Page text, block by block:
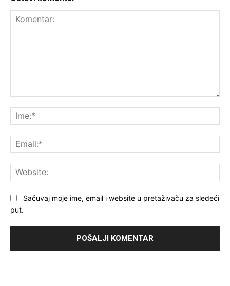
Sačuvaj moje ime, email i website u pretaživaču za sledeći
put.